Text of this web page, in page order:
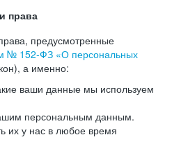
права
предусмотренные
№ 152-ФЗ «О персональных
а именно:
ваши данные мы используем
персональным данным.
их у нас в любое время